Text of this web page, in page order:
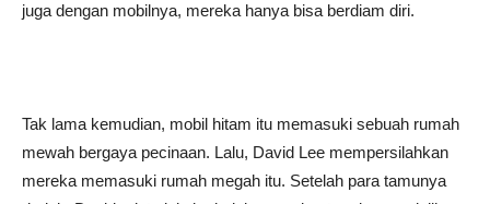
juga dengan mobilnya, mereka hanya bisa berdiam diri.
Tak lama kemudian, mobil hitam itu memasuki sebuah rumah
mewah bergaya pecinaan. Lalu, David Lee mempersilahkan
mereka memasuki rumah megah itu. Setelah para tamunya